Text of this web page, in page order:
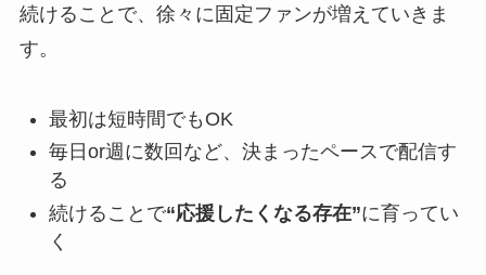
続けることで、徐々に固定ファンが増えていきま
す。
最初は短時間でもOK
毎日or週に数回など、決まったペースで配信す
る
続けることで“応援したくなる存在”に育ってい
く